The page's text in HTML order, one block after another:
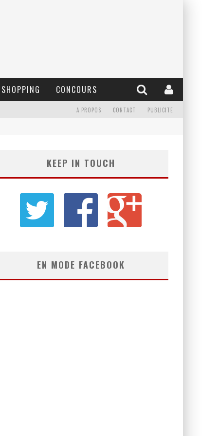
SHOPPING CONCOURS
A PROPOS CONTACT PUBLICITE
KEEP IN TOUCH
EN MODE FACEBOOK